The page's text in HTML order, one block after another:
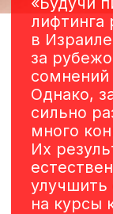
у
цвет в
дозе,
ее
волос,
стоит